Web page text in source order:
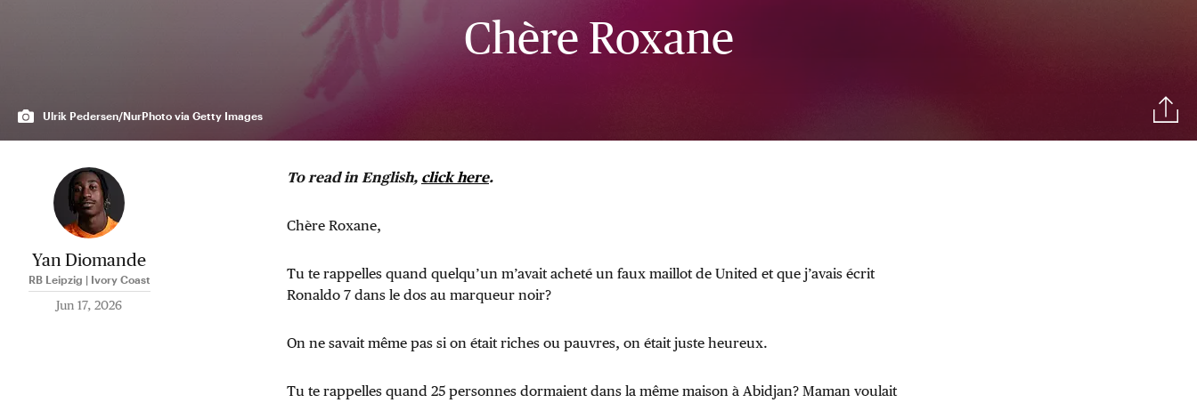
Chère Roxane
Ulrik Pedersen/NurPhoto via Getty Images
Yan Diomande
RB Leipzig | Ivory Coast
Jun 17, 2026
To read in English, click here.
Chère Roxane,
Tu te rappelles quand quelqu’un m’avait acheté un faux maillot de United et que j’avais écrit
Ronaldo 7 dans le dos au marqueur noir?
On ne savait même pas si on était riches ou pauvres, on était juste heureux.
Tu te rappelles quand 25 personnes dormaient dans la même maison à Abidjan? Maman voulait